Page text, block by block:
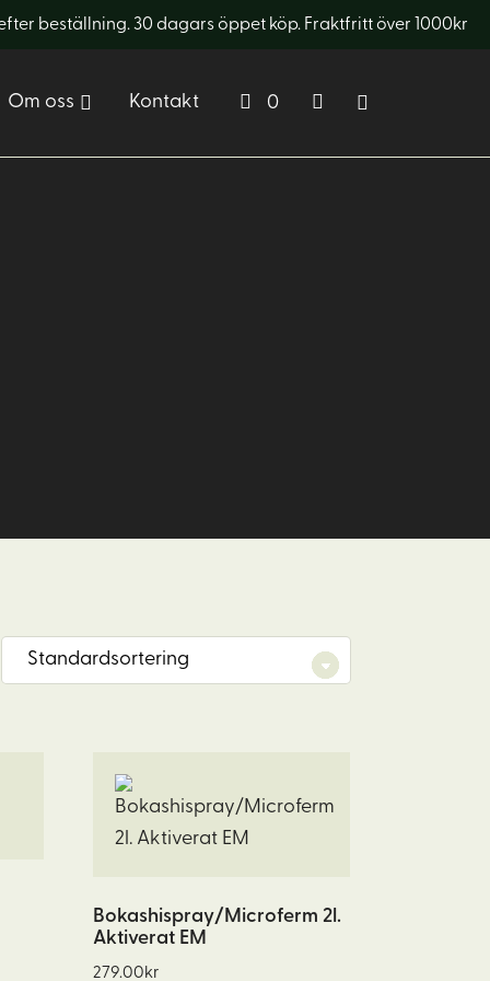
beställning. 30 dagars öppet köp. Fraktfritt över 1000kr
Om oss Kontakt 0
Bokashispray/Microferm 2l.
Aktiverat EM
279.00kr